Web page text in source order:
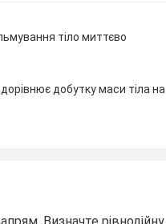
тіло миттєво
добутку маси тіла на